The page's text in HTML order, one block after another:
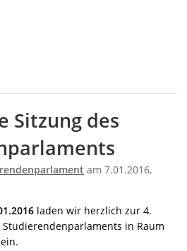
Sitzung des
am 7.01.2016,
laden wir herzlich zur 4.
in Raum